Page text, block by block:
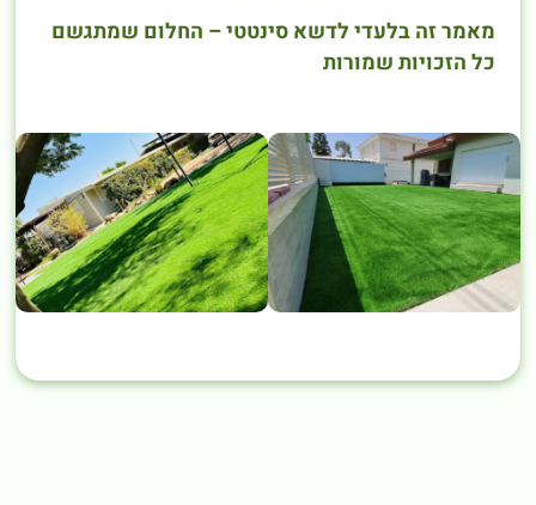
מאמר זה בלעדי לדשא סינטטי – החלום שמתגשם
כל הזכויות שמורות